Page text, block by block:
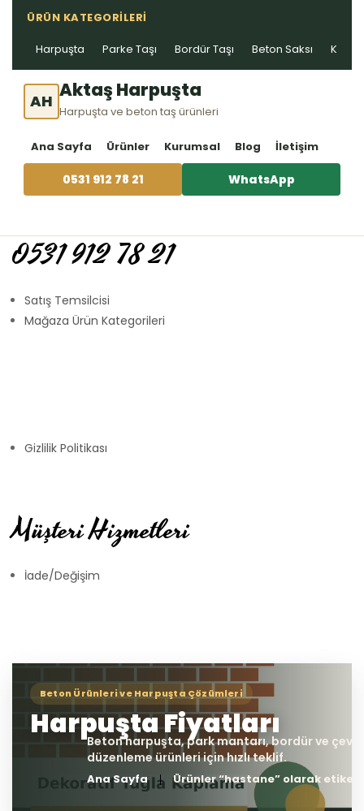
ÜRÜN KATEGORILERI
Harpuşta Parke Taşı Bordür Taşı Beton Saksı Kablo
AH Aktaş Harpuşta
Harpuşta ve beton taş ürünleri
Ana Sayfa Ürünler Kurumsal Blog İletişim
0531 912 78 21 WhatsApp
0531 912 78 21
Satış Temsilcisi
Mağaza Ürün Kategorileri
Gizlilik Politikası
Müşteri Hizmetleri
İade/Değişim
Ana Sayfa Ürünler “hastane” olarak